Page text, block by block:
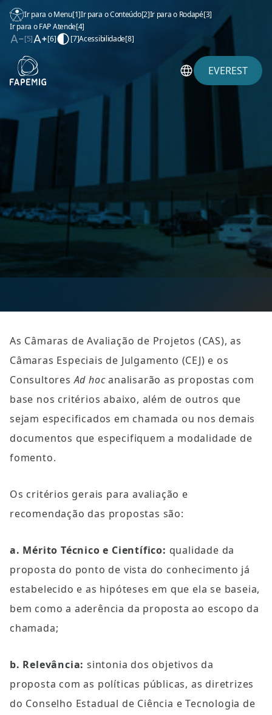
Ir para o Menu[1]Ir para o Conteúdo[2]Ir para o Rodapé[3]
Ir para o FAP Atende[4]
[5]
[6] [7]Acessibilidade[8]
EVEREST
As Câmaras de Avaliação de Projetos (CAS), as
Câmaras Especiais de Julgamento (CEJ) e os
Consultores Ad hoc analisarão as propostas com
base nos critérios abaixo, além de outros que
sejam especificados em chamada ou nos demais
documentos que especifiquem a modalidade de
fomento.
Os critérios gerais para avaliação e
recomendação das propostas são:
a. Mérito Técnico e Científico: qualidade da
proposta do ponto de vista do conhecimento já
estabelecido e as hipóteses em que ela se baseia,
bem como a aderência da proposta ao escopo da
chamada;
b. Relevância: sintonia dos objetivos da
proposta com as políticas públicas, as diretrizes
do Conselho Estadual de Ciência e Tecnologia de